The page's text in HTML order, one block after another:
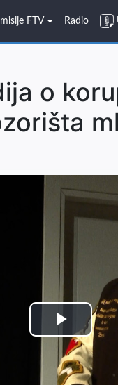
FTV Radio
o
Play
Video